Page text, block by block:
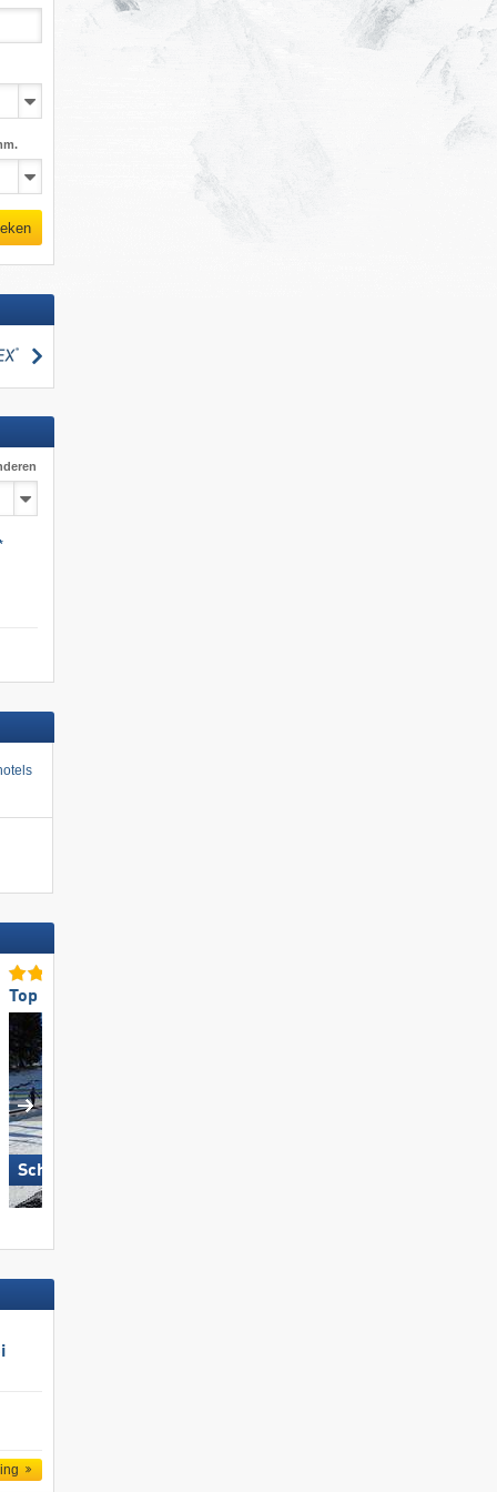
zoeken
Top voor gezinnen
Schlick 2000 – Fulpmes